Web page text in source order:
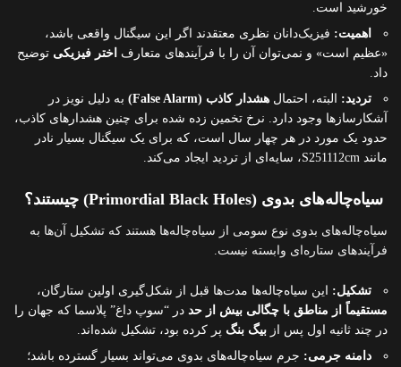
خورشید است.
اهمیت: فیزیک‌دانان نظری معتقدند اگر این سیگنال واقعی باشد،
«عظیم است» و نمی‌توان آن را با فرآیندهای متعارف اختر فیزیکی توضیح
داد.
تردید: البته، احتمالهشدار کاذب (False Alarm)
به دلیل نویز در
آشکارسازها وجود دارد. نرخ تخمین زده شده برای چنین هشدارهای کاذب،
حدود یک مورد در هر چهار سال است، که برای یک سیگنال بسیار نادر
مانند S251112cm، سایه‌ای از تردید ایجاد می‌کند.
سیاه‌چاله‌های بدوی (Primordial Black Holes) چیستند؟
سیاه‌چاله‌های بدوی نوع سومی از سیاه‌چاله‌ها هستند که تشکیل آن‌ها به
فرآیندهای ستاره‌ای وابسته نیست.
تشکیل: این سیاه‌چاله‌ها مدت‌ها قبل از شکل‌گیری اولین ستارگان،
مستقیماً از مناطق با چگالی بیش از حد در “سوپ داغ” پلاسما که جهان را
در چند ثانیه اول پس از بیگ بنگ پر کرده بود، تشکیل شده‌اند.
دامنه جرمی: جرم سیاه‌چاله‌های بدوی می‌تواند بسیار گسترده باشد؛